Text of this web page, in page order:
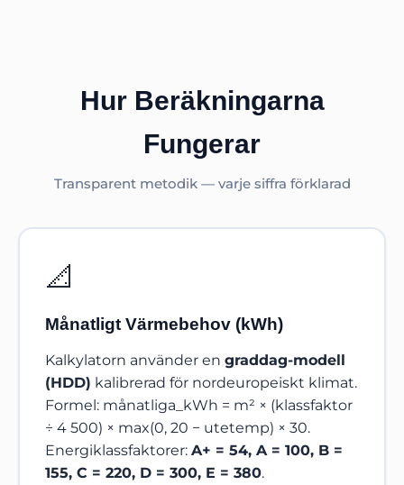
Hur Beräkningarna
Fungerar
Transparent metodik — varje siffra förklarad
📐
Månatligt Värmebehov (kWh)
Kalkylatorn använder en graddag-modell
(HDD) kalibrerad för nordeuropeiskt klimat.
Formel: månatliga_kWh = m² × (klassfaktor
÷ 4 500) × max(0, 20 − utetemp) × 30.
Energiklassfaktorer: A+ = 54, A = 100, B =
155, C = 220, D = 300, E = 380.